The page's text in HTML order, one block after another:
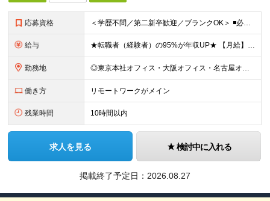
応募資格 ＜学歴不問／第二新卒歓迎／ブランクOK＞ ◾️必須スキル IT業界での何らかの実務経験が3年以上ある方 ◎担当フェーズ・使用言語・開発環境・経験年数・雇用形態などは一切問いません！ ◎ブランクがある
給与 ★転職者（経験者）の95%が年収UP★ 【月給】 月給35万円～80万円（みなし残業代含む） ※みなし残業代（月30時間分／66,465円～151,899円）を含む。超過分は追加支給。 ※経験・能力
勤務地 ◎東京本社オフィス・大阪オフィス・名古屋オフィス・福岡オフィス ◎首都圏・関西圏・名古屋・福岡のクライアント先 ※希望を考慮いたします。 ※会社都合の転勤はありません（100％エンジニアに選択権があ
働き方 リモートワークがメイン
残業時間 10時間以内
求人を見る 検討中に入れる
掲載終了予定日： 2026.08.27